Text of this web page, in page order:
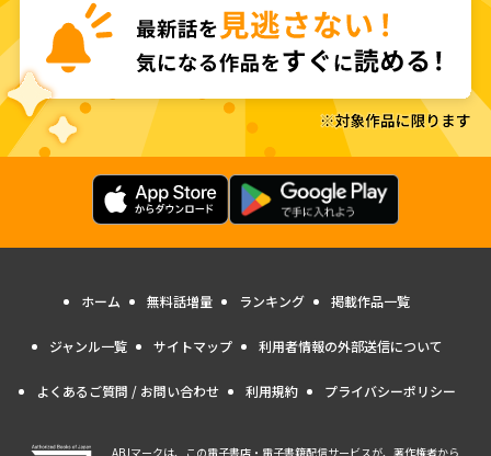
ホーム 無料話増量 ランキング 掲載作品一覧
ジャンル一覧 サイトマップ 利用者情報の外部送信について
よくあるご質問 / お問い合わせ 利用規約 プライバシーポリシー
ABJマークは、この電子書店・電子書籍配信サービスが、著作権者から